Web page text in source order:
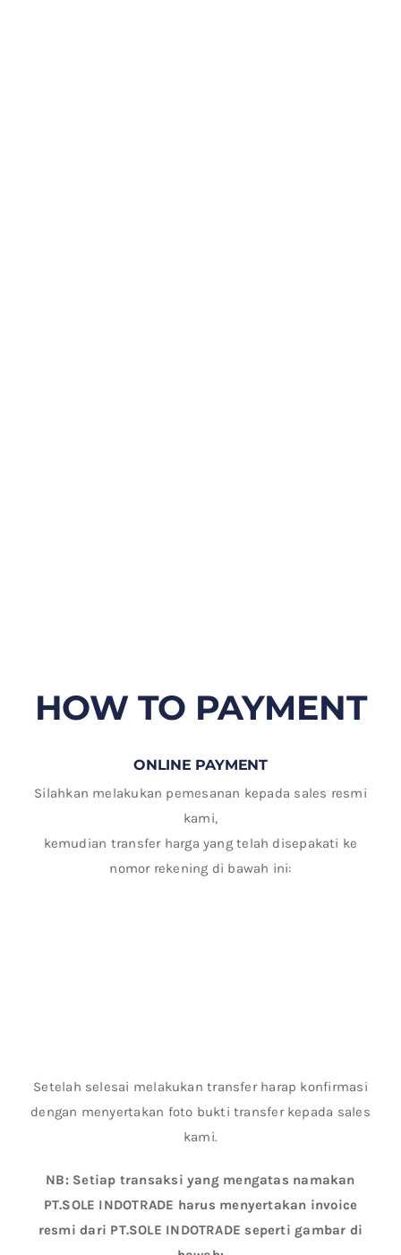
HOW TO PAYMENT
ONLINE PAYMENT
Silahkan melakukan pemesanan kepada sales resmi
kami,
kemudian transfer harga yang telah disepakati ke
nomor rekening di bawah ini:
Setelah selesai melakukan transfer harap konfirmasi
dengan menyertakan foto bukti transfer kepada sales
kami.
NB: Setiap transaksi yang mengatas namakan
PT.SOLE INDOTRADE harus menyertakan invoice
resmi dari PT.SOLE INDOTRADE seperti gambar di